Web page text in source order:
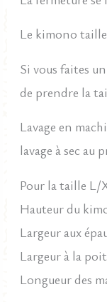
Le kimono
Si vous faites
de prendre la
Lavage en
lavage à sec au
Pour la taille L/
Hauteur du
Largeur aux
Largeur à la
Longueur des